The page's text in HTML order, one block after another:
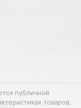
публичной
товаров,